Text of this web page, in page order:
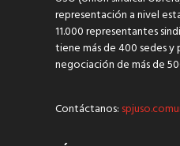
representación a nivel
11.000 representantes
tiene más de 400 sedes y
negociación de más de
Contáctanos: